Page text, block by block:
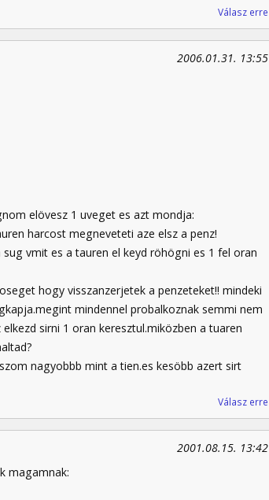
Válasz erre
2006.01.31. 13:55
elövesz 1 uveget es azt mondja:
harcost megneveteti aze elsz a penz!
vmit es a tauren el keyd röhögni es 1 fel oran
hogy visszanzerjetek a penzeteket!! mindeki
mindennel probalkoznak semmi nem
sirni 1 oran keresztul.miközben a tuaren
nagyobbb mint a tien.es kesöbb azert sirt
Válasz erre
2001.08.15. 13:42
magamnak: